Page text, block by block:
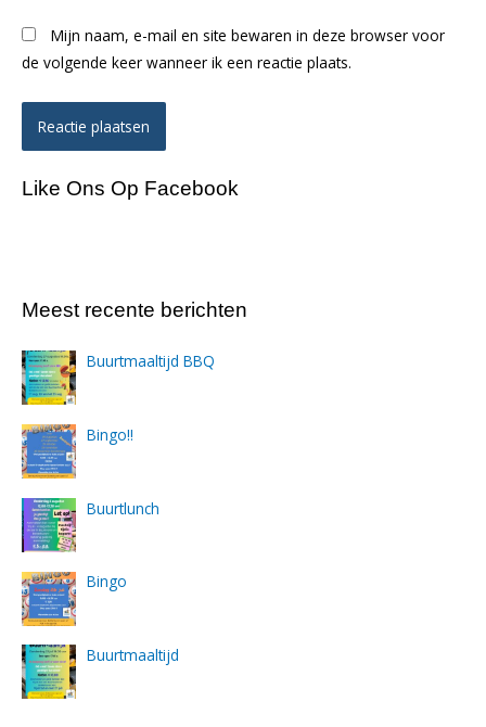
Mijn naam, e-mail en site bewaren in deze browser voor
de volgende keer wanneer ik een reactie plaats.
Like Ons Op Facebook
Meest recente berichten
Buurtmaaltijd BBQ
Bingo!!
Buurtlunch
Bingo
Buurtmaaltijd